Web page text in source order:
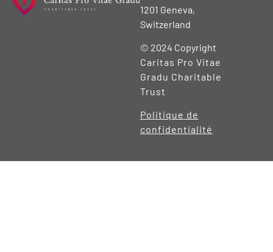
1201 Geneva,
Switzerland
© 2024 Copyright
Caritas Pro Vitae
Gradu Charitable
Trust
Politique de
confidentialité